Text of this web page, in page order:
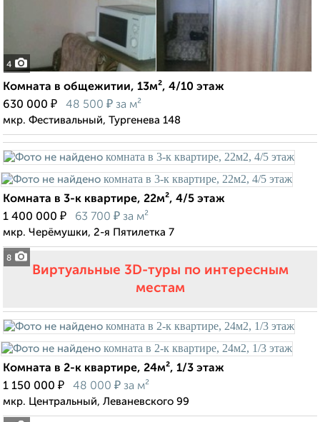
4
Комната в общежитии, 13м², 4/10 этаж
630 000 ₽ 48 500 ₽ за м²
мкр. Фестивальный, Тургенева 148
8
Комната в 3-к квартире, 22м², 4/5 этаж
1 400 000 ₽ 63 700 ₽ за м²
мкр. Черёмушки, 2-я Пятилетка 7
Виртуальные 3D-туры по интересным
местам
Комната в 2-к квартире, 24м², 1/3 этаж
1 150 000 ₽ 48 000 ₽ за м²
мкр. Центральный, Леваневского 99